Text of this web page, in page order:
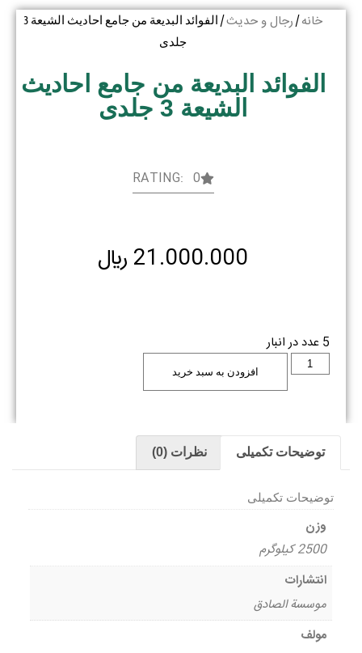
خانه/ رجال و حدیث
/ الفوائد البدیعة من جامع احادیث الشیعة 3
جلدی
الفوائد البدیعة من جامع احادیث
الشیعة 3 جلدی
RATING: 0
21.000.000 ﷼
5 عدد در انبار
افزودن به سبد خرید
توضیحات تکمیلی نظرات (0)
توضیحات تکمیلی
وزن
2500 کیلوگرم
انتشارات
موسسة الصادق
مولف